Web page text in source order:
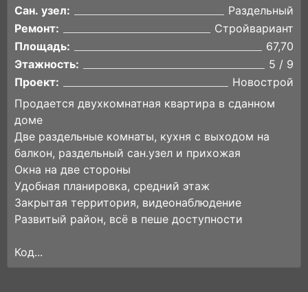
Сан. узел:
Раздельный
Ремонт:
Стройвариант
Площадь:
67,70
Этажность:
5 / 9
Проект:
Новострой
Продается двухкомнатная квартира в сданном
доме
Две раздельные комнаты, кухня с выходом на
балкон, раздельный сан.узел и прихожая
Окна на две стороны
Удобная планировка, средний этаж
Закрытая территория, видеонаблюдение
Развитый район, всё в пеше доступности
Код...